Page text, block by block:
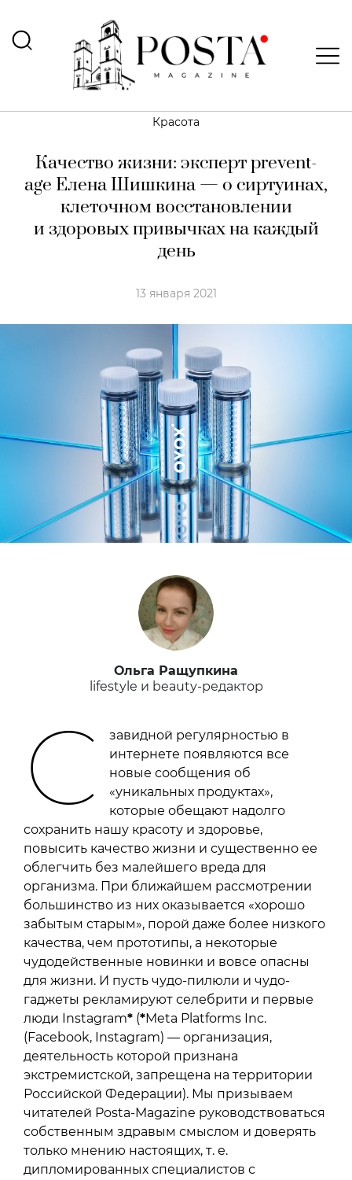
Красота
Качество жизни: эксперт prevent-
age Елена Шишкина — о сиртуинах,
клеточном восстановлении
и здоровых привычках на каждый
день
13 января 2021
Ольга Ращупкина
lifestyle и beauty-редактор
С
завидной регулярностью в
интернете появляются все
новые сообщения об
«уникальных продуктах»,
которые обещают надолго
сохранить нашу красоту и здоровье,
повысить качество жизни и существенно ее
облегчить без малейшего вреда для
организма. При ближайшем рассмотрении
большинство из них оказывается «хорошо
забытым старым», порой даже более низкого
качества, чем прототипы, а некоторые
чудодейственные новинки и вовсе опасны
для жизни. И пусть чудо-пилюли и чудо-
гаджеты рекламируют селебрити и первые
люди Instagram* (*Meta Platforms Inc.
(Facebook, Instagram) — организация,
деятельность которой признана
экстремистской, запрещена на территории
Российской Федерации). Мы призываем
читателей Posta-Magazine руководствоваться
собственным здравым смыслом и доверять
только мнению настоящих, т. е.
дипломированных специалистов с